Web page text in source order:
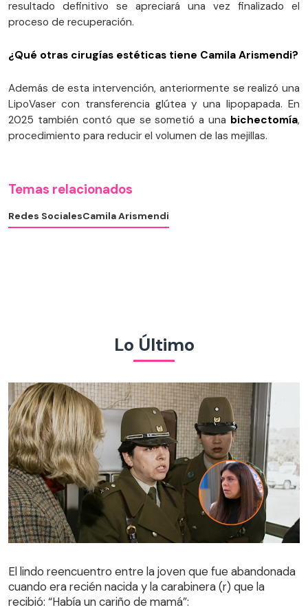
resultado definitivo se apreciará una vez finalizado el
proceso de recuperación.
¿Qué otras cirugías estéticas tiene Camila Arismendi?
Además de esta intervención, anteriormente se realizó una
LipoVaser con transferencia glútea y una lipopapada. En
2025 también contó que se sometió a una bichectomía,
procedimiento para reducir el volumen de las mejillas.
Temas relacionados
Redes SocialesCamila Arismendi
Lo Último
cuando era recién nacida y la carabinera (r) que la
recibió: “Había un cariño de mamá”:
El lindo reencuentro entre la joven que fue abandonada
cuando era recién nacida y la carabinera (r) que la
recibió: “Había un cariño de mamá”: